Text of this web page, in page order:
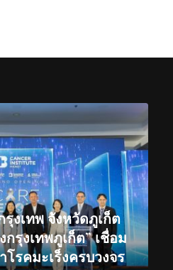
งเทพ จังหวัดภูเก็ต
กรุงเทพภูเก็ต” เชื่อม
รคมะเร็งครบวงจร